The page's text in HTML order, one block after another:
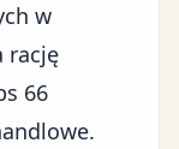
w
rację
66